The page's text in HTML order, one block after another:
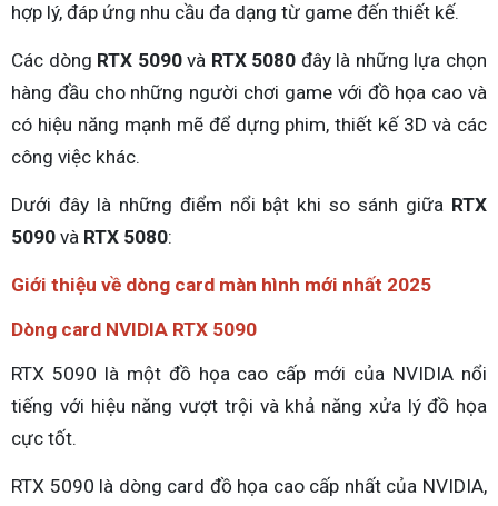
hợp lý, đáp ứng nhu cầu đa dạng từ game đến thiết kế.
Các dòng RTX 5090và RTX 5080 đây là những lựa chọn
hàng đầu cho những người chơi game với đồ họa cao và
có hiệu năng mạnh mẽ để dựng phim, thiết kế 3D và các
công việc khác.
Dưới đây là những điểm nổi bật khi so sánh giữa RTX
5090 và RTX 5080:
Giới thiệu về dòng card màn hình mới nhất 2025
Dòng card NVIDIA RTX 5090
RTX 5090 là một đồ họa cao cấp mới của NVIDIA nổi
tiếng với hiệu năng vượt trội và khả năng xửa lý đồ họa
cực tốt.
RTX 5090 là dòng card đồ họa cao cấp nhất của NVIDIA,